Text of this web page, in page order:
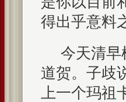
得出乎意料
今天清早
道贺。子歧
上一个玛祖